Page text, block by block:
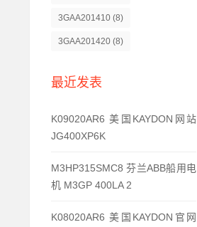
3GAA201410 (8)
3GAA201420 (8)
最近发表
K09020AR6 美国KAYDON网站
JG400XP6K
M3HP315SMC8 芬兰ABB船用电
机 M3GP 400LA 2
K08020AR6 美国KAYDON官网